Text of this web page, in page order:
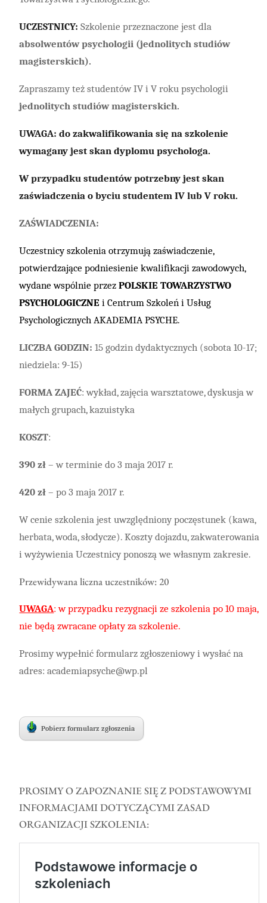
UCZESTNICY: Szkolenie przeznaczone jest dla
absolwentów psychologii (jednolitych studiów
magisterskich).
Zapraszamy też studentów IV i V roku psychologii
jednolitych studiów magisterskich.
UWAGA: do zakwalifikowania się na szkolenie
wymagany jest skan dyplomu psychologa.
W przypadku studentów potrzebny jest skan
zaświadczenia o byciu studentem IV lub V roku.
ZAŚWIADCZENIA:
Uczestnicy szkolenia otrzymują zaświadczenie,
potwierdzające podniesienie kwalifikacji zawodowych,
wydane wspólnie przezPOLSKIE TOWARZYSTWO
PSYCHOLOGICZNE i Centrum Szkoleń i Usług
Psychologicznych AKADEMIA PSYCHE.
LICZBA GODZIN: 15 godzin dydaktycznych (sobota 10-17;
niedziela: 9-15)
FORMA ZAJEĆ: wykład, zajęcia warsztatowe, dyskusja w
małych grupach, kazuistyka
KOSZT:
390 zł – w terminie do 3 maja 2017 r.
420 zł – po 3 maja 2017 r.
W cenie szkolenia jest uwzględniony poczęstunek (kawa,
herbata, woda, słodycze). Koszty dojazdu, zakwaterowania
i wyżywienia Uczestnicy ponoszą we własnym zakresie.
Przewidywana liczna uczestników: 20
UWAGA: w przypadku rezygnacji ze szkolenia po 10 maja,
nie będą zwracane opłaty za szkolenie.
Prosimy wypełnić formularz zgłoszeniowy i wysłać na
adres: academiapsyche@wp.pl
Pobierz formularz zgłoszenia
PROSIMY O ZAPOZNANIE SIĘ Z PODSTAWOWYMI
INFORMACJAMI DOTYCZĄCYMI ZASAD
ORGANIZACJI SZKOLENIA: